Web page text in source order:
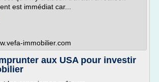
est immédiat car...
immobilier.com
aux USA pour investir